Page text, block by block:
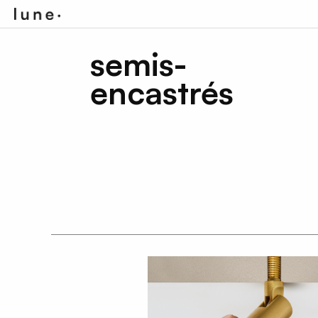
semis-
encastrés